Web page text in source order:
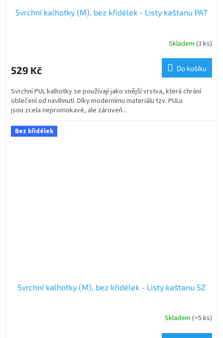
Svrchní kalhotky (M), bez křidélek - Listy kaštanu PAT
Skladem (3 ks)
529 Kč Do košíku
Svrchní PUL kalhotky se používají jako vnější vrstva, která chrání
oblečení od navlhnutí. Díky modernímu materiálu tzv. PULu
jsou zcela nepromokavé, ale zároveň...
Bez křidélek
Svrchní kalhotky (M), bez křidélek - Listy kaštanu SZ
Skladem (>5 ks)